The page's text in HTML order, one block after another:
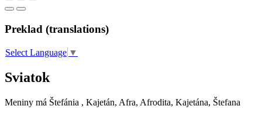
Preklad (translations)
Select Language ▼
Sviatok
Meniny má Štefánia , Kajetán, Afra, Afrodita, Kajetána, Štefana